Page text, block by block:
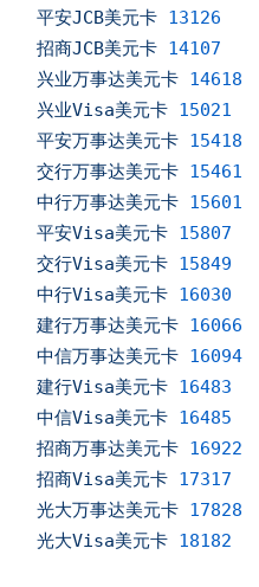
平安JCB美元卡 13126
招商JCB美元卡 14107
兴业万事达美元卡 14618
兴业Visa美元卡 15021
平安万事达美元卡 15418
交行万事达美元卡 15461
中行万事达美元卡 15601
平安Visa美元卡 15807
交行Visa美元卡 15849
中行Visa美元卡 16030
建行万事达美元卡 16066
中信万事达美元卡 16094
建行Visa美元卡 16483
中信Visa美元卡 16485
招商万事达美元卡 16922
招商Visa美元卡 17317
光大万事达美元卡 17828
光大Visa美元卡 18182